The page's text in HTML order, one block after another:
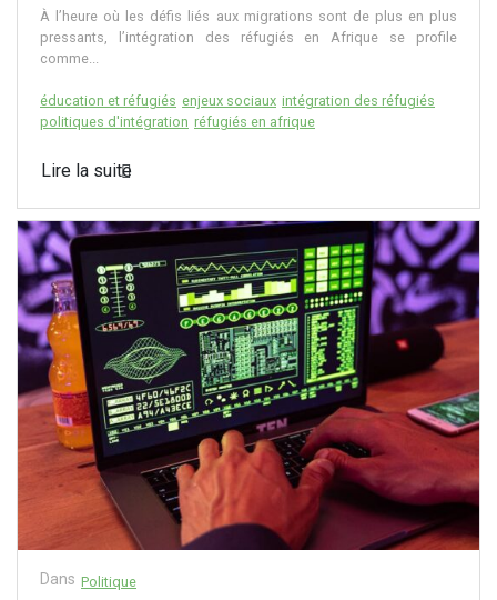
À l’heure où les défis liés aux migrations sont de plus en plus
pressants, l’intégration des réfugiés en Afrique se profile
comme...
éducation et réfugiés enjeux sociaux intégration des réfugiés
politiques d'intégration réfugiés en afrique
Lire la suite
Dans Politique